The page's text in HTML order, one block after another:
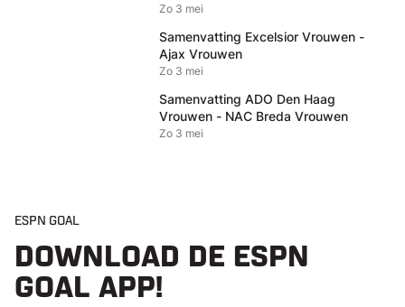
Zo 3 mei
Samenvatting Excelsior Vrouwen -
Ajax Vrouwen
Zo 3 mei
Samenvatting ADO Den Haag
Vrouwen - NAC Breda Vrouwen
Zo 3 mei
ESPN GOAL
DOWNLOAD DE ESPN
GOAL APP!